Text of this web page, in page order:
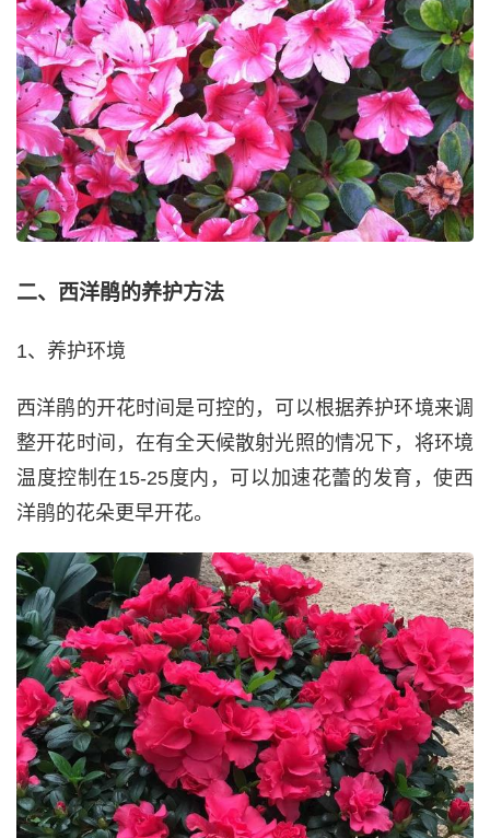
二、西洋鹃的养护方法
1、养护环境
西洋鹃的开花时间是可控的，可以根据养护环境来调
整开花时间，在有全天候散射光照的情况下，将环境
温度控制在15-25度内，可以加速花蕾的发育，使西
洋鹃的花朵更早开花。